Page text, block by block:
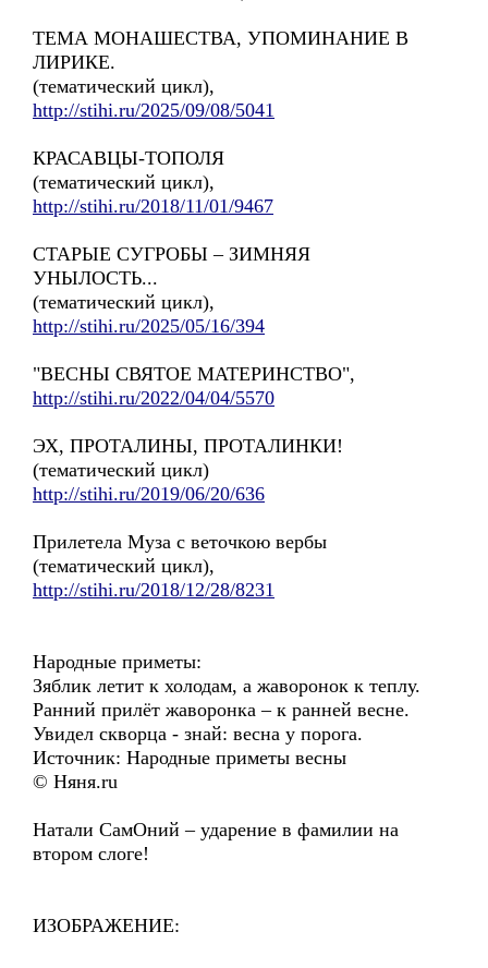
ТЕМА МОНАШЕСТВА, УПОМИНАНИЕ В
ЛИРИКЕ.
(тематический цикл),
http://stihi.ru/2025/09/08/5041
КРАСАВЦЫ-ТОПОЛЯ
(тематический цикл),
http://stihi.ru/2018/11/01/9467
СТАРЫЕ СУГРОБЫ – ЗИМНЯЯ
УНЫЛОСТЬ...
(тематический цикл),
http://stihi.ru/2025/05/16/394
"ВЕСНЫ СВЯТОЕ МАТЕРИНСТВО",
http://stihi.ru/2022/04/04/5570
ЭХ, ПРОТАЛИНЫ, ПРОТАЛИНКИ!
(тематический цикл)
http://stihi.ru/2019/06/20/636
Прилетела Муза с веточкою вербы
(тематический цикл),
http://stihi.ru/2018/12/28/8231
Народные приметы:
Зяблик летит к холодам, а жаворонок к теплу.
Ранний прилёт жаворонка – к ранней весне.
Увидел скворца - знай: весна у порога.
Источник: Народные приметы весны
© Няня.ru
Натали СамОний – ударение в фамилии на
втором слоге!
ИЗОБРАЖЕНИЕ: